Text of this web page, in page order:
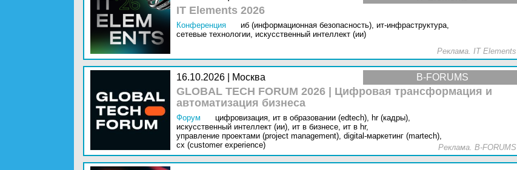
IT Elements 2026
Конференция иб (информационная безопасность), ит-инфраструктура,
сетевые технологии, искусственный интеллект (ии)
Реклама. IT Elements
B-FORUMS
16.10.2026 | Москва
GLOBAL TECH FORUM 2026 | Цифровая трансформация и
автоматизация бизнеса
Форум цифровизация, ит в образовании (edtech), hr (кадры),
искусственный интеллект (ии), ит в бизнесе, ит в hr,
управление проектами (project management), digital-маркетинг (martech),
cx (customer experience)
Реклама. B-FORUMS